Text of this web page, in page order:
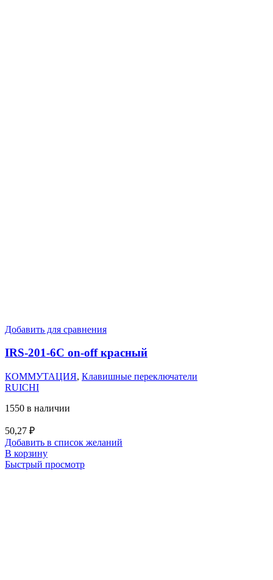
Добавить для сравнения
IRS-201-6C on-off красный
КОММУТАЦИЯ, Клавишные переключатели
RUICHI
1550 в наличии
50,27 ₽
Добавить в список желаний
В корзину
Быстрый просмотр